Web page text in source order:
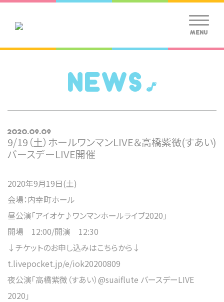
MENU
NEWS
2020.09.09
9/19（土）ホールワンマンLIVE＆高橋紫微(すあい)
バースデーLIVE開催
2020年9月19日(土)
会場：内幸町ホール
昼公演「アイオケ♪ワンマンホールライブ2020」
開場 12:00/開演 12:30
↓チケットのお申し込みはこちらから↓
t.livepocket.jp/e/iok20200809
夜公演「高橋紫微（すあい）@suaiflute バースデーLIVE
2020」